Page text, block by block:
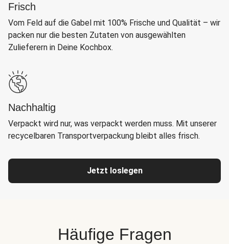
Frisch
Vom Feld auf die Gabel mit 100% Frische und Qualität – wir
packen nur die besten Zutaten von ausgewählten
Zulieferern in Deine Kochbox.
Nachhaltig
Verpackt wird nur, was verpackt werden muss. Mit unserer
recycelbaren Transportverpackung bleibt alles frisch.
Jetzt loslegen
Häufige Fragen